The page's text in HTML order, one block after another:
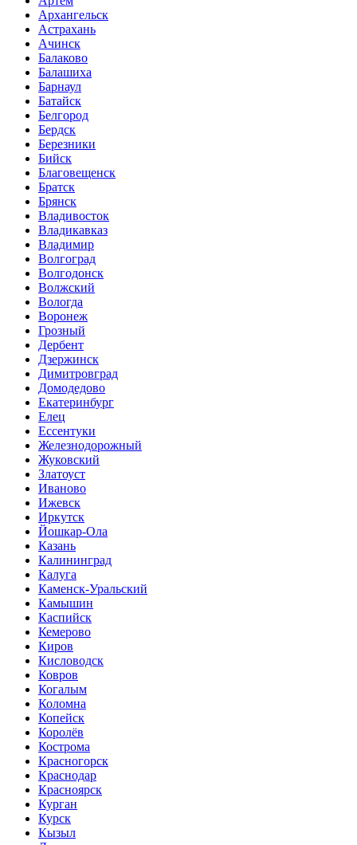
Архангельск
Астрахань
Ачинск
Балаково
Балашиха
Барнаул
Батайск
Белгород
Бердск
Березники
Бийск
Благовещенск
Братск
Брянск
Владивосток
Владикавказ
Владимир
Волгоград
Волгодонск
Волжский
Вологда
Воронеж
Грозный
Дербент
Дзержинск
Димитровград
Домодедово
Екатеринбург
Елец
Ессентуки
Железнодорожный
Жуковский
Златоуст
Иваново
Ижевск
Иркутск
Йошкар-Ола
Казань
Калининград
Калуга
Каменск-Уральский
Камышин
Каспийск
Кемерово
Киров
Кисловодск
Ковров
Когалым
Коломна
Копейск
Королёв
Кострома
Красногорск
Краснодар
Красноярск
Курган
Курск
Кызыл